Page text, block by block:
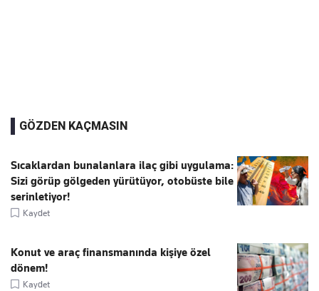
GÖZDEN KAÇMASIN
Sıcaklardan bunalanlara ilaç gibi uygulama:
Sizi görüp gölgeden yürütüyor, otobüste bile
serinletiyor!
Kaydet
Konut ve araç finansmanında kişiye özel
dönem!
Kaydet